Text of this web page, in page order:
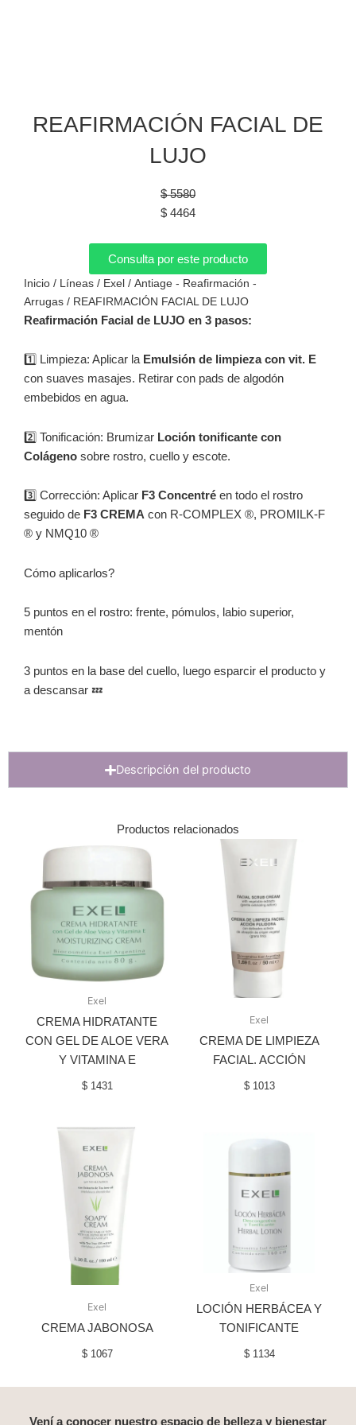
REAFIRMACIÓN FACIAL DE
LUJO
$5580
El
precio
$ 5580.
$ 4464
El
precio
$ 4464.
Consulta por este producto
Inicio / Líneas / Exel / Antiage - Reafirmación -
Arrugas / REAFIRMACIÓN FACIAL DE LUJO
Reafirmación Facial de LUJO en 3 pasos:
1️⃣️ Limpieza: Aplicar la Emulsión de limpieza con vit. E
con suaves masajes. Retirar con pads de algodón
embebidos en agua.
2️⃣️ Tonificación: Brumizar Loción tonificante con
Colágeno sobre rostro, cuello y escote.
3️⃣️ Corrección: Aplicar F3 Concentré en todo el rostro
seguido de F3 CREMA con R-COMPLEX ®, PROMILK-F
® y NMQ10 ®
Cómo aplicarlos?
5 puntos en el rostro: frente, pómulos, labio superior,
mentón
3 puntos en la base del cuello, luego esparcir el producto y
a descansar 💤
Descripción del producto
Productos relacionados
Exel
CREMA HIDRATANTE
CON GEL DE ALOE VERA
Y VITAMINA E
$1431
Exel
CREMA DE LIMPIEZA
FACIAL. ACCIÓN
$1013
Exel
CREMA JABONOSA
$1067
Exel
LOCIÓN HERBÁCEA Y
TONIFICANTE
$1134
Vení a conocer nuestro espacio de belleza y bienestar